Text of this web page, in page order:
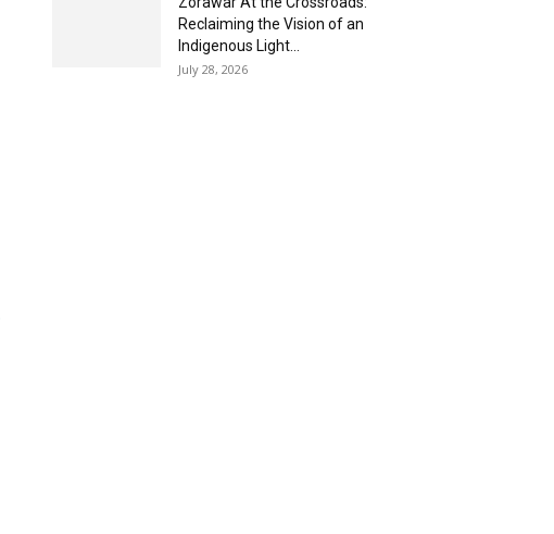
Reclaiming the Vision of an
Indigenous Light...
July 28, 2026